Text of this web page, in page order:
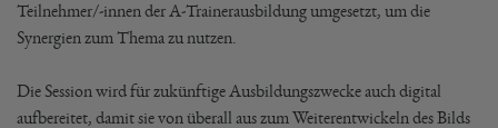
Teilnehmer/-innen der A-Trainerausbildung umgesetzt, um die
Synergien zum Thema zu nutzen.
Die Session wird für zukünftige Ausbildungszwecke auch digital
aufbereitet, damit sie von überall aus zum Weiterentwickeln des Bilds